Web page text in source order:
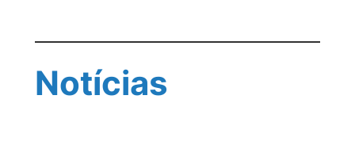
Notícias